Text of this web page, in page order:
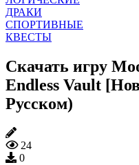
ДРАКИ
СПОРТИВНЫЕ
КВЕСТЫ
Скачать игру
Endless Vault
Русском)
24
0